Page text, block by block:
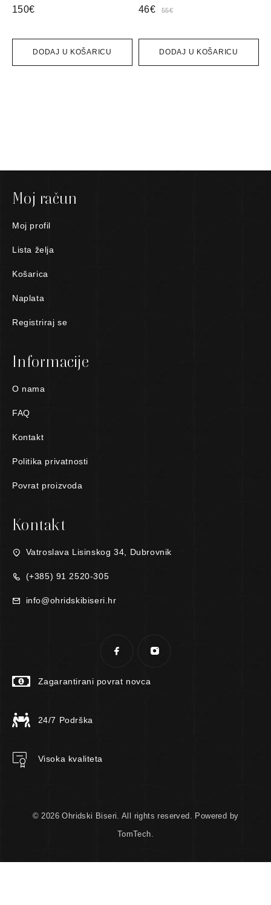
DODAJ U KOŠARICU
150€
DODAJ U KOŠARICU
55€
46€
Moj račun
Moj profil
Lista želja
Košarica
Naplata
Registriraj se
Informacije
O nama
FAQ
Kontakt
Politika privatnosti
Povrat proizvoda
Kontakt
Vatroslava Lisinskog 34, Dubrovnik
(+385) 91 2520-305
info@ohridskibiseri.hr
Zagarantirani povrat novca
24/7 Podrška
Visoka kvaliteta
© 2026 Ohridski Biseri. All rights reserved. Powered by
TomTech.